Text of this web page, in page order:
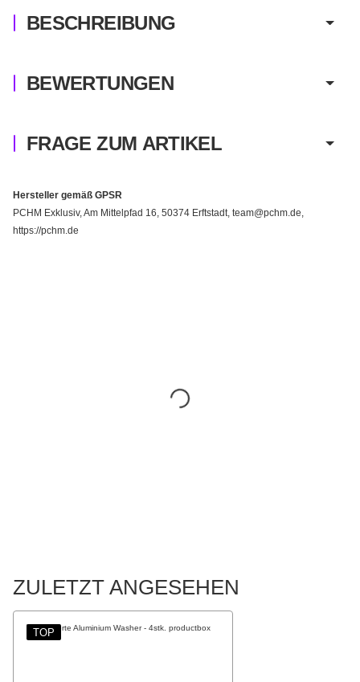
BESCHREIBUNG
BEWERTUNGEN
FRAGE ZUM ARTIKEL
Hersteller gemäß GPSR
PCHM Exklusiv, Am Mittelpfad 16, 50374 Erftstadt, team@pchm.de,
https://pchm.de
ZULETZT ANGESEHEN
TOP